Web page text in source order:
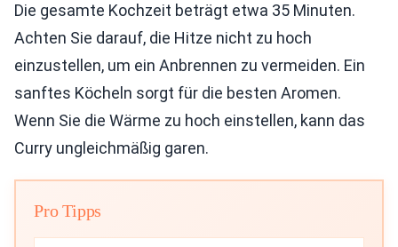
Die gesamte Kochzeit beträgt etwa 35 Minuten.
Achten Sie darauf, die Hitze nicht zu hoch
einzustellen, um ein Anbrennen zu vermeiden. Ein
sanftes Köcheln sorgt für die besten Aromen.
Wenn Sie die Wärme zu hoch einstellen, kann das
Curry ungleichmäßig garen.
Pro Tipps